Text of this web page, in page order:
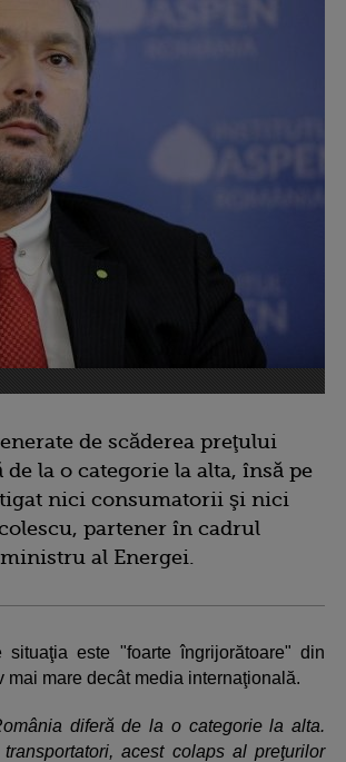
de scăderea preţului
la o categorie la alta, însă pe
nici consumatorii şi nici
partener în cadrul
al Energei.
este "foarte îngrijorătoare" din
mare decât media internaţională.
diferă de la o categorie la alta.
acest colaps al preţurilor